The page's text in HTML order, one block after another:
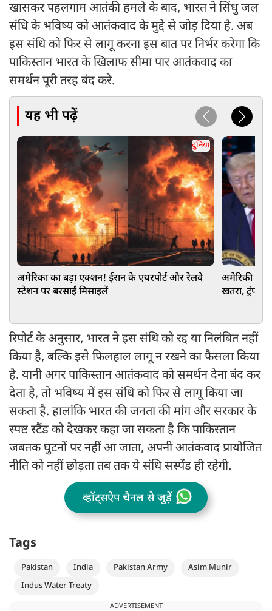
खासकर पहलगाम आतंकी हमले के बाद, भारत ने सिंधु जल
संधि के भविष्य को आतंकवाद के मुद्दे से जोड़ दिया है. अब
इस संधि को फिर से लागू करना इस बात पर निर्भर करेगा कि
पाकिस्तान भारत के खिलाफ सीमा पार आतंकवाद का
समर्थन पूरी तरह बंद करे.
यह भी पढ़ें
दुनिया
अमेरिका का बड़ा एक्शन! ईरान के एयरपोर्ट और रेलवे
स्टेशन पर बरसाईं मिसाइलें
अमेरिकी
खतरा, ट्रंप
रिपोर्ट के अनुसार, भारत ने इस संधि को रद्द या निलंबित नहीं
किया है, बल्कि इसे फिलहाल लागू न रखने का फैसला किया
है. यानी अगर पाकिस्तान आतंकवाद को समर्थन देना बंद कर
देता है, तो भविष्य में इस संधि को फिर से लागू किया जा
सकता है. हालांकि भारत की जनता की मांग और सरकार के
स्पष्ट स्टैंड को देखकर कहा जा सकता है कि पाकिस्तान
जबतक घुटनों पर नहीं आ जाता, अपनी आतंकवाद प्रायोजित
नीति को नहीं छोड़ता तब तक ये संधि सस्पेंड ही रहेगी.
व्हॉट्सऐप चैनल से जुड़ें
Tags
Pakistan India Pakistan Army
Asim Munir
Indus Water Treaty
ADVERTISEMENT